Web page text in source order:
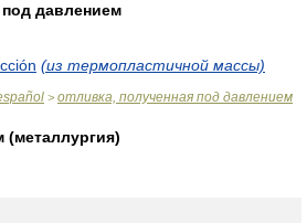
под давлением
(из термопластичной массы)
> отливка, полученная под давлением
(металлургия)